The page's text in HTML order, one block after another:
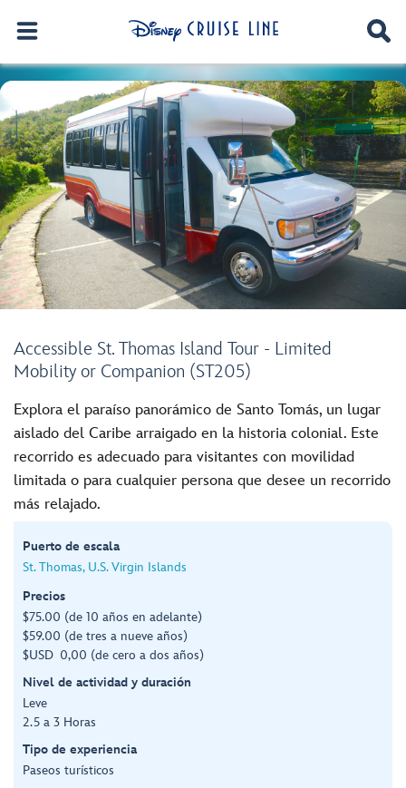
Accessible St. Thomas Island Tour - Limited
Mobility or Companion (ST205)
Explora el paraíso panorámico de Santo Tomás, un lugar
aislado del Caribe arraigado en la historia colonial. Este
recorrido es adecuado para visitantes con movilidad
limitada o para cualquier persona que desee un recorrido
más relajado.
Puerto de escala
St. Thomas, U.S. Virgin Islands
Precios
$75.00 (de 10 años en adelante)
$59.00 (de tres a nueve años)
$USD 0,00 (de cero a dos años)
Nivel de actividad y duración
Leve
2.5 a 3 Horas
Tipo de experiencia
Paseos turísticos